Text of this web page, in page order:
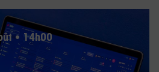
• 14h00